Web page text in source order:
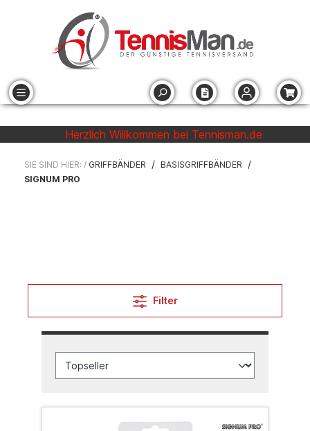
Herzlich Willkommen bei Tennisman.de
SIE SIND HIER: / GRIFFBÄNDER / BASISGRIFFBÄNDER /
SIGNUM PRO
Filter